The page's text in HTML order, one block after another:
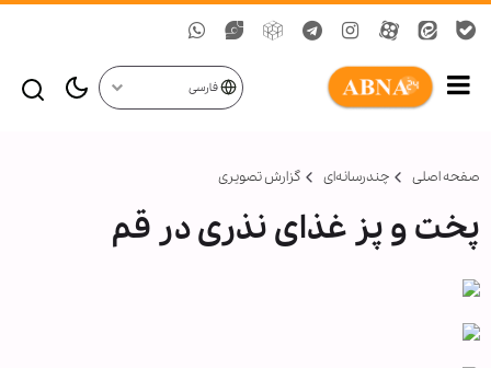
فارسی
صفحه اصلی چندرسانه‌ای گزارش تصويری
پخت و پز غذای نذری در قم